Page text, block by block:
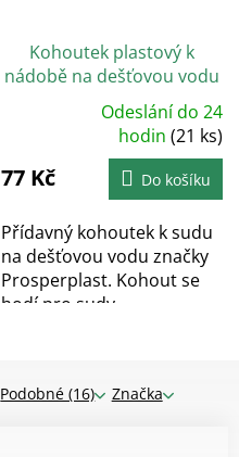
Kohoutek plastový k
nádobě na dešťovou vodu
CANTAP1
5,0
z
Odeslání do 24
hodin(21 ks)
77 Kč Do košíku
Přídavný kohoutek k sudu
na dešťovou vodu značky
Prosperplast. Kohout se
hodí pro sudy...
Podobné (16) Značka